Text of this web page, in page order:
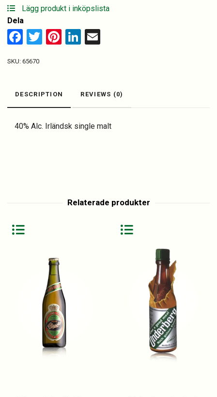
quantityLägg produkt i inköpslista
Dela
Facebook
TwitterPinterest
LinkedIn
SKU: 65670
DESCRIPTION REVIEWS (0)
40% Alc. Irländsk single malt
Relaterade produkter